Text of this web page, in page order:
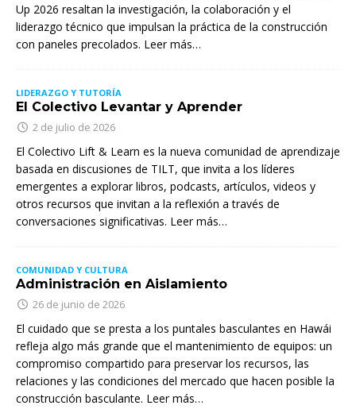
Up 2026 resaltan la investigación, la colaboración y el
liderazgo técnico que impulsan la práctica de la construcción
con paneles precolados. Leer más…
LIDERAZGO Y TUTORÍA
El Colectivo Levantar y Aprender
2 de julio de 2026
El Colectivo Lift & Learn es la nueva comunidad de aprendizaje
basada en discusiones de TILT, que invita a los líderes
emergentes a explorar libros, podcasts, artículos, videos y
otros recursos que invitan a la reflexión a través de
conversaciones significativas. Leer más…
COMUNIDAD Y CULTURA
Administración en Aislamiento
26 de junio de 2026
El cuidado que se presta a los puntales basculantes en Hawái
refleja algo más grande que el mantenimiento de equipos: un
compromiso compartido para preservar los recursos, las
relaciones y las condiciones del mercado que hacen posible la
construcción basculante. Leer más…